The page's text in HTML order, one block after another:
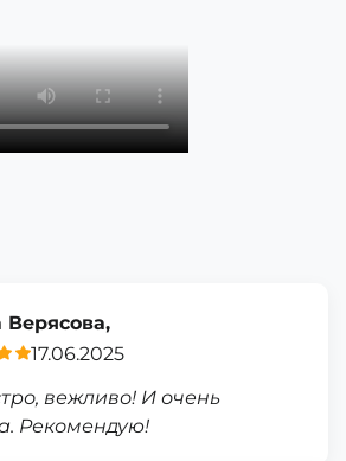
Верясова,
17.06.2025
вежливо! И очень
Рекомендую!